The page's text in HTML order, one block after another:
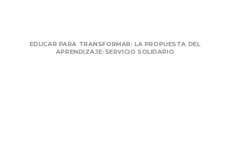
EDUCAR PARA TRANSFORMAR: LA PROPUESTA DEL
APRENDIZAJE-SERVICIO SOLIDARIO